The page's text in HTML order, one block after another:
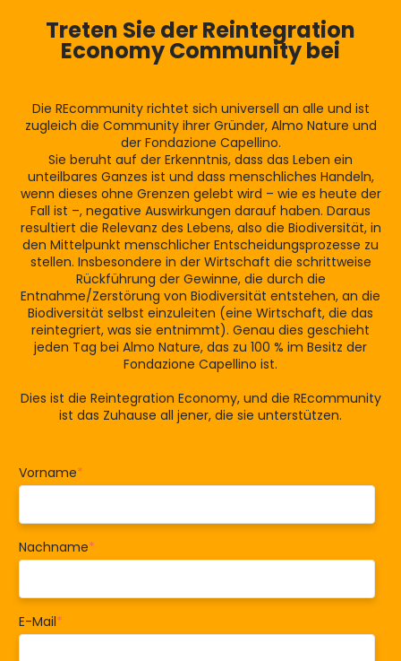
Treten Sie der Reintegration
Economy Community bei
Die REcommunity richtet sich universell an alle und ist
zugleich die Community ihrer Gründer, Almo Nature und
der Fondazione Capellino.
Sie beruht auf der Erkenntnis, dass das Leben ein
unteilbares Ganzes ist und dass menschliches Handeln,
wenn dieses ohne Grenzen gelebt wird – wie es heute der
Fall ist –, negative Auswirkungen darauf haben. Daraus
resultiert die Relevanz des Lebens, also die Biodiversität, in
den Mittelpunkt menschlicher Entscheidungsprozesse zu
stellen. Insbesondere in der Wirtschaft die schrittweise
Rückführung der Gewinne, die durch die
Entnahme/Zerstörung von Biodiversität entstehen, an die
Biodiversität selbst einzuleiten (eine Wirtschaft, die das
reintegriert, was sie entnimmt). Genau dies geschieht
jeden Tag bei Almo Nature, das zu 100 % im Besitz der
Fondazione Capellino ist.
Dies ist die Reintegration Economy, und die REcommunity
ist das Zuhause all jener, die sie unterstützen.
Vorname*
Nachname*
E-Mail*